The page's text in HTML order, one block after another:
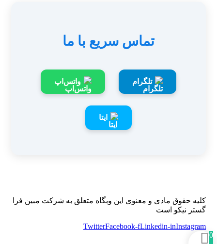
تماس سریع با ما
تلگرام واتس‌اپ
ایتا
کلیه حقوق مادی و معنوی این وبگاه متعلق به شرکت مبین فرا
گستر نیکو است
TwitterFacebook-fLinkedin-inInstagram
0